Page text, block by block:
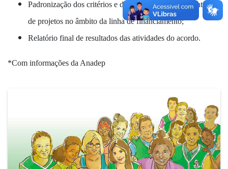
Padronização dos critérios e documentos para apresentação
de projetos no âmbito da linha de financiamento;
Relatório final de resultados das atividades do acordo.
*Com informações da Anadep